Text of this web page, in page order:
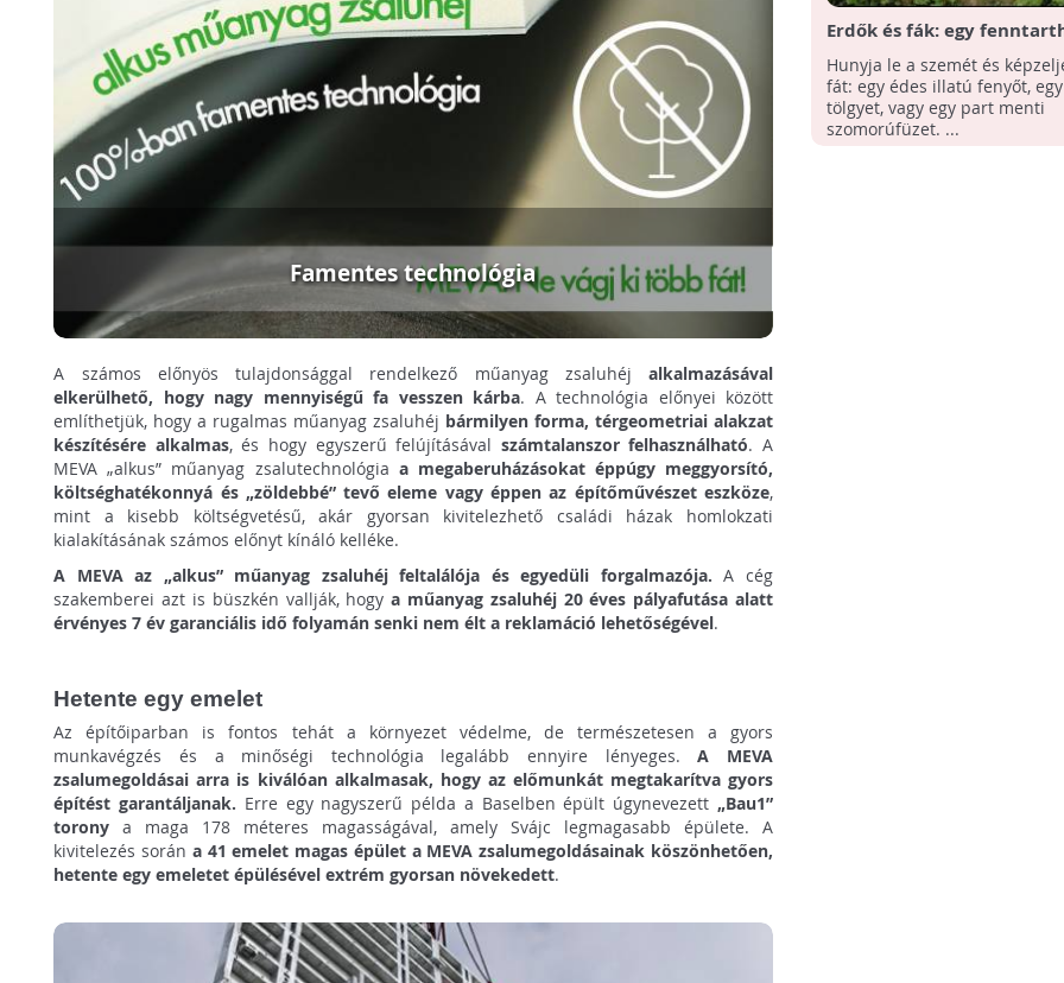
Famentes technológia
A számos előnyös tulajdonsággal rendelkező műanyag zsaluhéj alkalmazásával
elkerülhető, hogy nagy mennyiségű fa vesszen kárba. A technológia előnyei között
említhetjük, hogy a rugalmas műanyag zsaluhéj bármilyen forma, térgeometriai alakzat
készítésére alkalmas, és hogy egyszerű felújításával számtalanszor felhasználható. A
MEVA „alkus” műanyag zsalutechnológia a megaberuházásokat éppúgy meggyorsító,
költséghatékonnyá és „zöldebbé” tevő eleme vagy éppen az építőművészet eszköze,
mint a kisebb költségvetésű, akár gyorsan kivitelezhető családi házak homlokzati
kialakításának számos előnyt kínáló kelléke.
A MEVA az „alkus” műanyag zsaluhéj feltalálója és egyedüli forgalmazója. A cég
szakemberei azt is büszkén vallják, hogya műanyag zsaluhéj 20 éves pályafutása alatt
érvényes 7 év garanciális idő folyamán senki nem élt a reklamáció lehetőségével.
Hetente egy emelet
Az építőiparban is fontos tehát a környezet védelme, de természetesen a gyors
munkavégzés és a minőségi technológia legalább ennyire lényeges.A MEVA
zsalumegoldásai arra is kiválóan alkalmasak, hogy az előmunkát megtakarítva gyors
építést garantáljanak. Erre egy nagyszerű példa a Baselben épült úgynevezett „Bau1”
torony a maga 178 méteres magasságával, amely Svájc legmagasabb épülete. A
kivitelezés során a 41 emelet magas épület a MEVA zsalumegoldásainak köszönhetően,
hetente egy emeletet épülésével extrém gyorsan növekedett.
Erdők és fák: egy
őrzői
Hunyja le a szemét és
fát: egy édes illatú fenyőt,
tölgyet, vagy egy part menti
szomorúfüzet. ...